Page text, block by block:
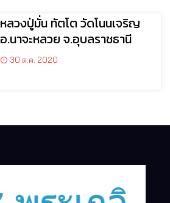
หลวงปู่มั่น ทัตโต วัดโนนเจริญ
อ.นาจะหลวย จ.อุบลราชธานี
30 ต.ค. 2020